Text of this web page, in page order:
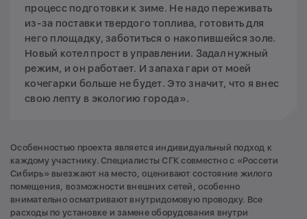
процесс подготовки к зиме. Не надо переживать
из-за поставки твердого топлива, готовить для
него площадку, заботиться о накопившейся золе.
Новый котел прост в управлении. Задал нужный
режим, и он работает. И запаха гари от моей
кочегарки больше не будет. Это значит, что я внес
свою лепту в экологию города».
Особенностью проекта является индивидуальный подход к
каждому участнику. Специалисты СГК совместно с «Россети
Сибирь» выезжают на место, оценивают состояние жилого
помещения, возможности внешних сетей, особенно
внимательно осматривают внутридомовую проводку. Все
расходы по установке и замене оборудования внутри